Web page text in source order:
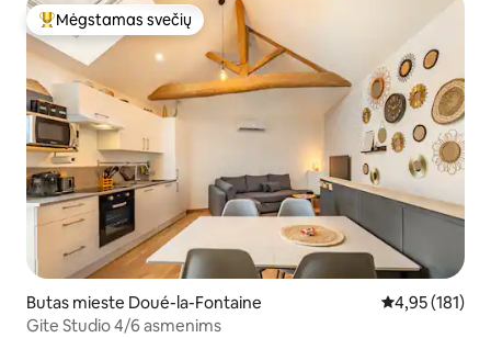
Svečių mėgstamiausias
Mėgstamas svečių
Butas mieste Doué-la-Fontaine Vidutinis
4,95 (181)
Gite Studio 4/6 asmenims